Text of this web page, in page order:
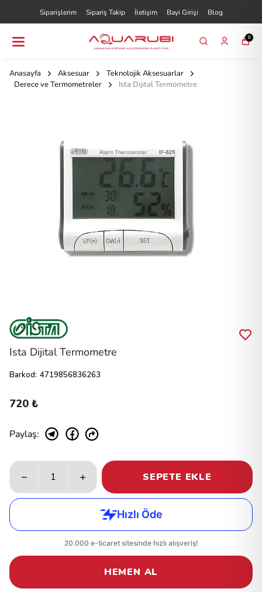
Siparişlerim Sipariş Takip İletişim Bayi Girişi Blog
0
Anasayfa Aksesuar
Teknolojik Aksesuarlar
Derece ve Termometreler
Ista Dijital Termometre
Ista Dijital Termometre
Barkod: 4719856836263
720 ₺
Paylaş:
SEPETE EKLE
HEMEN AL